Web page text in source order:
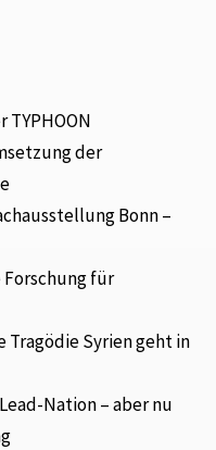
der
Bonn –
für
Tragödie Syrien geht in
Nation – aber nu